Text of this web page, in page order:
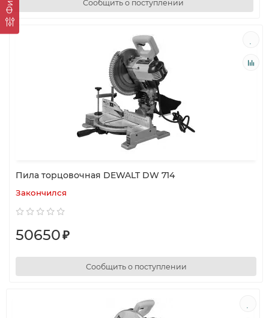
Сообщить о поступлении
Пила торцовочная DEWALT DW 714
Закончился
50650₽
Сообщить о поступлении